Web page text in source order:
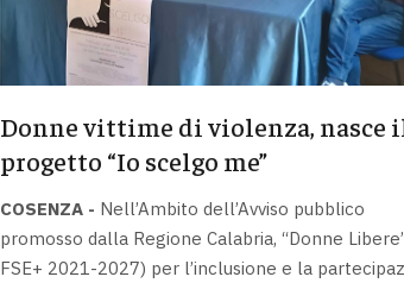
Donne vittime di violenza, nasce
progetto “Io scelgo me”
COSENZA - Nell’Ambito dell’Avviso pubblico
promosso dalla Regione Calabria, “Donne
FSE+ 2021-2027) per l’inclusione e la